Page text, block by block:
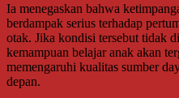
Ia menegaskan bahwa
berdampak serius terhadap
otak. Jika kondisi tersebut tidak
kemampuan belajar anak akan
memengaruhi kualitas sumber
depan.